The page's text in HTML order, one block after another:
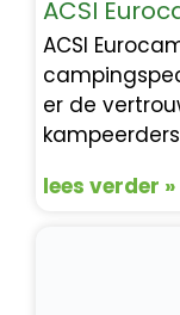
ACSI
ACSI
er de
lees verder »